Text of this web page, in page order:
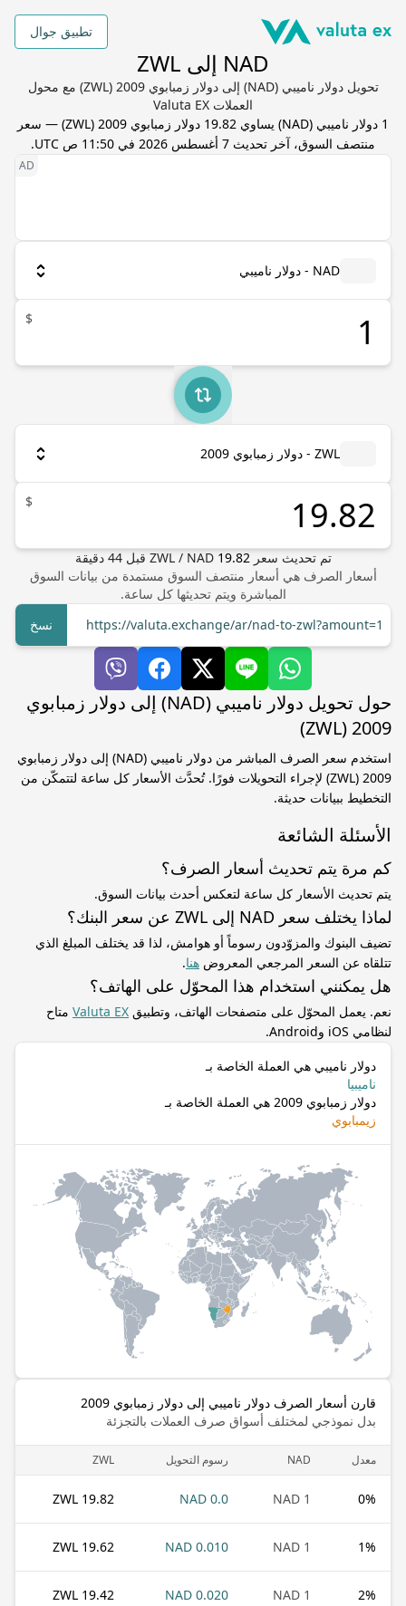
تطبيق جوال
NAD إلى ZWL
تحويل دولار ناميبي (NAD) إلى دولار زمبابوي 2009 (ZWL) مع محول
العملات Valuta EX
1 دولار ناميبي (
NAD) يساوي 19.82 دولار زمبابوي 2009 (
ZWL) — سعر
منتصف السوق، آخر تحديث 7 أغسطس 2026 في 11:50 ص UTC .
NAD - دولار ناميبي
$
ZWL - دولار زمبابوي 2009
$
تم تحديث سعر ZWL/ NAD 19.82 قبل44 دقيقة
أسعار الصرف هي أسعار منتصف السوق مستمدة من بيانات السوق
المباشرة ويتم تحديثها كل ساعة.
https://valuta.exchange/ar/nad-to-zwl?amount=1
نسخ
حول تحويل دولار ناميبي (NAD) إلى دولار زمبابوي
2009 (ZWL)
استخدم سعر الصرف المباشر من دولار ناميبي (NAD) إلى دولار زمبابوي
2009 (ZWL) لإجراء التحويلات فورًا. تُحدَّث الأسعار كل ساعة لتتمكّن من
التخطيط ببيانات حديثة.
الأسئلة الشائعة
كم مرة يتم تحديث أسعار الصرف؟
يتم تحديث الأسعار كل ساعة لتعكس أحدث بيانات السوق.
لماذا يختلف سعر NAD إلى ZWL عن سعر البنك؟
تضيف البنوك والمزوّدون رسوماً أو هوامش، لذا قد يختلف المبلغ الذي
تتلقاه عن السعر المرجعي المعروض هنا.
هل يمكنني استخدام هذا المحوّل على الهاتف؟
نعم. يعمل المحوّل على متصفحات الهاتف، وتطبيق Valuta EX متاح
لنظامي iOS وAndroid.
دولار ناميبي هي العملة الخاصة بـ
ناميبيا
دولار زمبابوي 2009 هي العملة الخاصة بـ
زيمبابوي
قارن أسعار الصرف دولار ناميبي إلى دولار زمبابوي 2009
بدل نموذجي لمختلف أسواق صرف العملات بالتجزئة
معدل NAD رسوم التحويل ZWL
0%
1 NAD
0.0 NAD
19.82 ZWL
1%
1 NAD
0.010 NAD
19.62 ZWL
2%
1 NAD
0.020 NAD
19.42 ZWL